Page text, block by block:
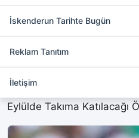
İskenderun Tarihte Bugün
Reklam Tanıtım
İletişim
Hatay SporRıza
Ardından
Kostarika mili takimi Stoperi
Francisco Calvo Renklerine
Eylülde Takıma Katılacağı